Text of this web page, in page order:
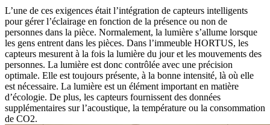
L’une de ces exigences était l’intégration de capteurs intelligents
pour gérer l’éclairage en fonction de la présence ou non de
personnes dans la pièce. Normalement, la lumière s’allume lorsque
les gens entrent dans les pièces. Dans l’immeuble HORTUS, les
capteurs mesurent à la fois la lumière du jour et les mouvements des
personnes. La lumière est donc contrôlée avec une précision
optimale. Elle est toujours présente, à la bonne intensité, là où elle
est nécessaire. La lumière est un élément important en matière
d’écologie. De plus, les capteurs fournissent des données
supplémentaires sur l’acoustique, la température ou la consommation
de CO2.